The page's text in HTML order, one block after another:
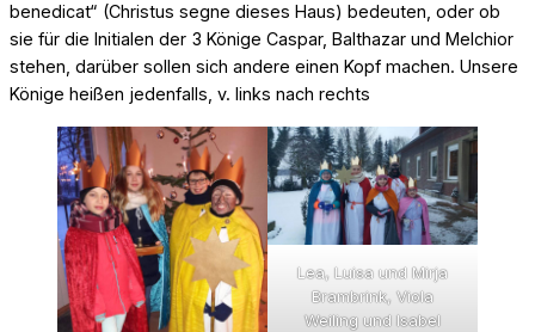
benedicat“ (Christus segne dieses Haus) bedeuten, oder ob
sie für die Initialen der 3 Könige Caspar, Balthazar und Melchior
stehen, darüber sollen sich andere einen Kopf machen. Unsere
Könige heißen jedenfalls, v. links nach rechts
Lea, Luisa und Mirja
Brambrink, Viola
Weiling und Isabel